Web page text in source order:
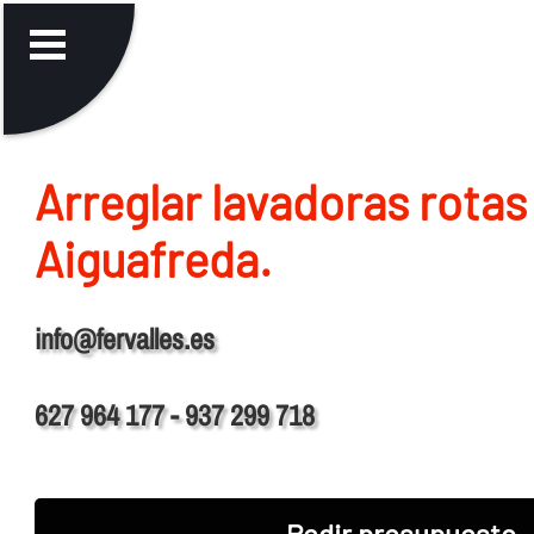
Arreglar lavadoras
Aiguafreda.
info@fervalles.es
627 964 177 - 937 299 718